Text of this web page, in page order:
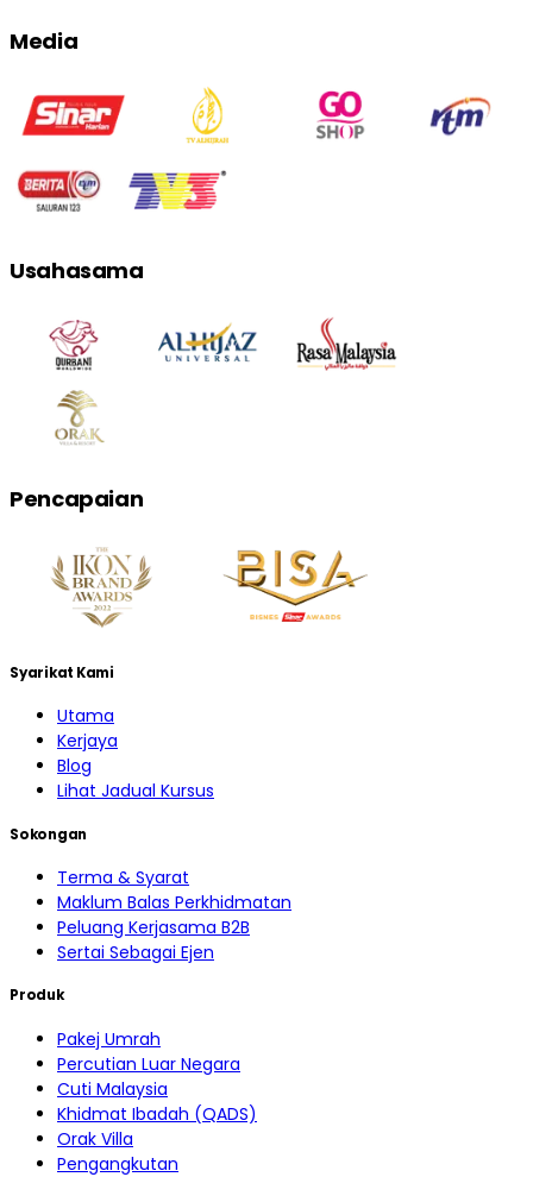
Media
Usahasama
Pencapaian
Syarikat Kami
Utama
Kerjaya
Blog
Lihat Jadual Kursus
Sokongan
Terma & Syarat
Maklum Balas Perkhidmatan
Peluang Kerjasama B2B
Sertai Sebagai Ejen
Produk
Pakej Umrah
Percutian Luar Negara
Cuti Malaysia
Khidmat Ibadah (QADS)
Orak Villa
Pengangkutan